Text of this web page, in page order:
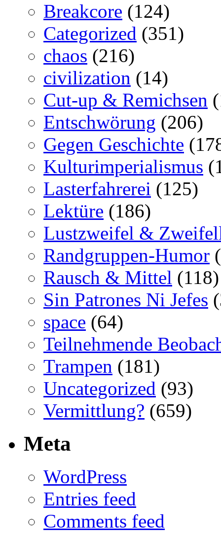
Breakcore (124)
Categorized (351)
chaos (216)
civilization (14)
Cut-up & Remichsen
Entschwörung (206)
Gegen Geschichte
Kulturimperialismus
Lasterfahrerei (125)
Lektüre (186)
Lustzweifel &
Randgruppen-Humor
Rausch & Mittel (118)
Sin Patrones Ni Jefes
space (64)
Teilnehmende
Trampen (181)
Uncategorized (93)
Vermittlung? (659)
Meta
WordPress
Entries feed
Comments feed